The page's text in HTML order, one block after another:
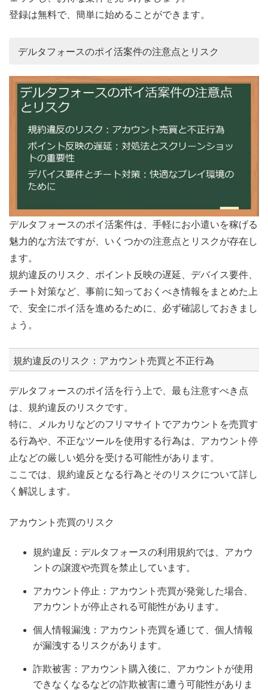
登録は無料で、簡単に始めることができます。
デルタフォースのポイ活案件の注意点とリスク
デルタフォースのポイ活案件は、手軽にお小遣いを稼げる
魅力的な方法ですが、いくつかの注意点とリスクが存在し
ます。
規約違反のリスク、ポイント反映の遅延、デバイス要件、
チート対策など、事前に知っておくべき情報をまとめた上
で、安全にポイ活を進めるために、必ず確認しておきまし
ょう。
規約違反のリスク：アカウント売買と不正行為
デルタフォースのポイ活を行う上で、最も注意すべき点
は、規約違反のリスクです。
特に、メルカリなどのフリマサイトでアカウントを売買す
る行為や、不正なツールを使用する行為は、アカウント停
止などの厳しい処分を受ける可能性があります。
ここでは、規約違反となる行為とそのリスクについて詳し
く解説します。
アカウント売買のリスク
規約違反：デルタフォースの利用規約では、アカウ
ントの譲渡や売買を禁止しています。
アカウント停止：アカウント売買が発覚した場合、
アカウントが停止される可能性があります。
個人情報漏洩：アカウント売買を通じて、個人情報
が漏洩するリスクがあります。
詐欺被害：アカウント購入後に、アカウントが使用
できなくなるなどの詐欺被害に遭う可能性がありま